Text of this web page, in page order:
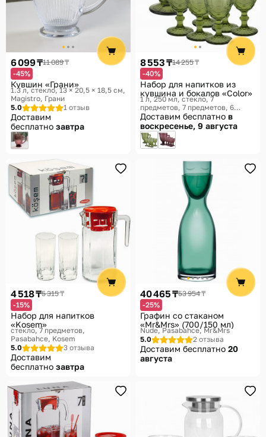
6 099 ₸11 089 ₸
-45%
Кувшин «Грани»
1.3 л, стекло, 13 × 20,5 × 18,5 см
Magistro, Грани
5.0
1 отзыв
Доставим
бесплатно завтра
8 553 ₸14 255 ₸
-40%
Набор для напитков из
кувшина и бокалов «Color»
1 л, 250 мл, стекло, 7
предметов, 7 предметов, 6
персон
Lenardi, Color
Доставим бесплатно в
воскресенье, 9 августа
4 518 ₸5 315 ₸
-15%
Набор для напитков
«Kosem»
стекло, 7 предметов
Pasabahce, Kosem
5.0
3 отзыва
Доставим
бесплатно завтра
40 465 ₸53 954 ₸
-25%
Графин со стаканом
«Mr&Mrs» (700/150 мл)
Nude, Pasabahce, Mr&Mrs
5.0
2 отзыва
Доставим бесплатно 20
августа